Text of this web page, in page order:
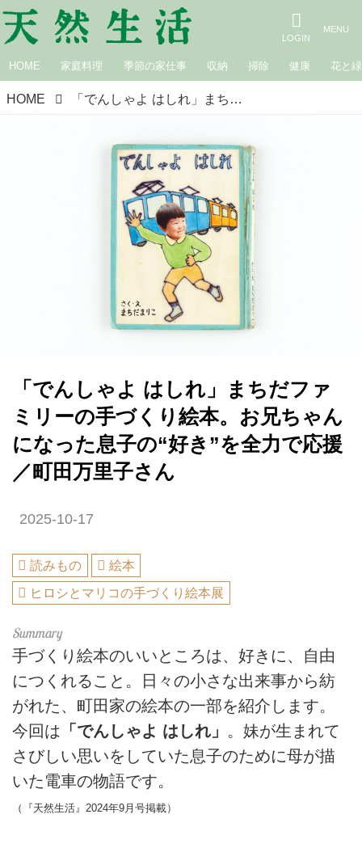
HOME 家庭料理 季節の家仕事 収納 掃除 健康 花と緑
HOME 「でんしゃよ はしれ」まちだファミリーの手づくり絵本。お兄ちゃんになった息子の“好き”を全力で応援／町田万里子さん
「でんしゃよ はしれ」まちだファ
ミリーの手づくり絵本。お兄ちゃん
になった息子の“好き”を全力で応援
／町田万里子さん
2025-10-17
読みもの
絵本
ヒロシとマリコの手づくり絵本展
手づくり絵本のいいところは、好きに、自由
につくれること。日々の小さな出来事から紡
がれた、町田家の絵本の一部を紹介します。
今回は 「でんしゃよ はしれ」 。妹が生まれて
さびしい思いをしていた息子のために母が描
いた電車の物語です。
（『天然生活』2024年9月号掲載）